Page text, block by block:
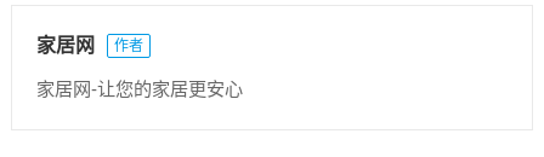
家居网 作者
家居网-让您的家居更安心